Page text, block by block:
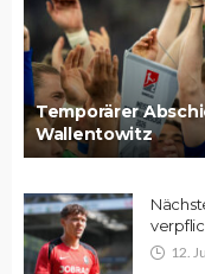
Temporärer
Wallentowitz
12.